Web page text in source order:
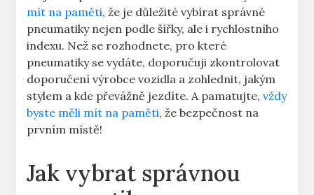
mít na paměti, že je důležité vybírat správné
pneumatiky nejen podle šířky, ale i rychlostního
indexu. Než se rozhodnete, pro které
pneumatiky se vydáte, doporučuji zkontrolovat
doporučení výrobce vozidla a zohlednit, jakým
stylem a kde převážně jezdíte. A pamatujte,vždy
byste měli mít na paměti, že bezpečnost na
prvním místě!
Jak vybrat správnou